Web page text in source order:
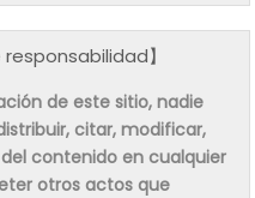
】
de este sitio, nadie
citar, modificar,
contenido en cualquier
otros actos que